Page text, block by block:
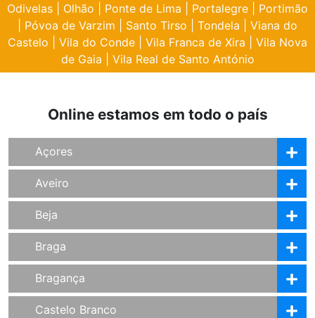
Odivelas
Olhão Ponte de Lima Portalegre
Portimão
Póvoa de Varzim Santo Tirso Tondela
Viana do
Castelo
Vila do Conde Vila Franca de Xira
Vila Nova
de Gaia
Vila Real de Santo António
Online estamos em todo o país
Açores
Aveiro
Beja
Braga
Bragança
Castelo Branco